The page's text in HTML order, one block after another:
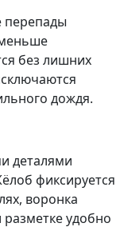
перепады
без лишних
дождя.
деталями
фиксируется
воронка
удобно